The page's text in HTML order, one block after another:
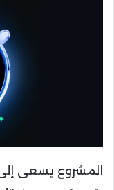
المشروع يسعى